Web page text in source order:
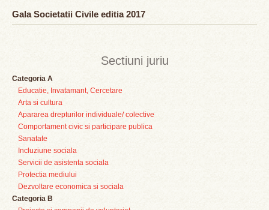
Sectiuni juriu
Categoria A
Educatie, Invatamant, Cercetare
Arta si cultura
Apararea drepturilor individuale/ colective
Comportament civic si participare publica
Sanatate
Incluziune sociala
Servicii de asistenta sociala
Protectia mediului
Dezvoltare economica si sociala
Categoria B
Gala Societatii Civile editia 2017